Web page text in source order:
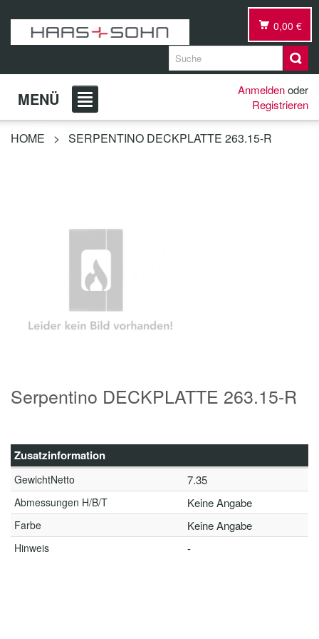
0,00 €
MENÜ Anmeldenoder
Registrieren
HOME > SERPENTINO DECKPLATTE 263.15-R
Serpentino DECKPLATTE 263.15-R
Zusatzinformation
GewichtNetto 7.35
Abmessungen H/B/T Keine Angabe
Farbe Keine Angabe
Hinweis -